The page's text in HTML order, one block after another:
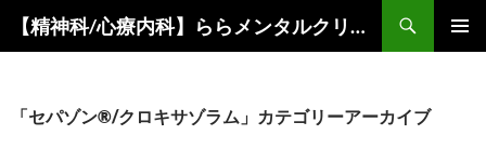
【精神科/心療内科】ららメンタルクリニック
「セパゾン®/クロキサゾラム」カテゴリーアーカイブ